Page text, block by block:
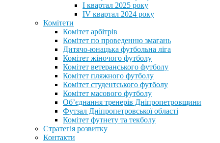
I квартал 2025 року
IV квартал 2024 року
Комітети
Комітет арбітрів
Комітет по проведенню змагань
Дитячо-юнацька футбольна ліга
Комітет жіночого футболу
Комітет ветеранського футболу
Комітет пляжного футболу
Комітет студентського футболу
Комітет масового футболу
Обʼєднання тренерів Дніпропетровщини
Футзал Дніпропетровської області
Комітет футнету та текболу
Стратегія розвитку
Контакти